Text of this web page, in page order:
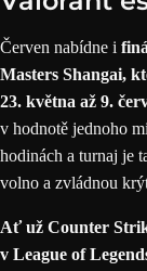
Červen nabídne i
Masters Shangai,
23. května až 9.
v hodnotě jednoho
hodinách a turnaj je
volno a zvládnou
Ať už Counter
v League of